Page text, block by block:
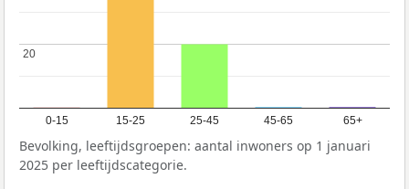
0-15 15-25 25-45 45-65 65+
20
20
Bevolking, leeftijdsgroepen: aantal inwoners op 1 januari
2025 per leeftijdscategorie.